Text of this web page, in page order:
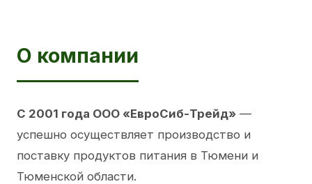
О компании
С 2001 года ООО «ЕвроСиб-Трейд» —
успешно осуществляет производство и
поставку продуктов питания в Тюмени и
Тюменской области.